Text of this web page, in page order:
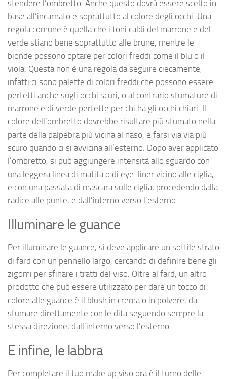
stendere l’ombretto. Anche questo dovrà essere scelto in
base all’incarnato e soprattutto al colore degli occhi. Una
regola comune è quella che i toni caldi del marrone e del
verde stiano bene soprattutto alle brune, mentre le
bionde possono optare per colori freddi come il blu o il
viola. Questa non è una regola da seguire ciecamente,
infatti ci sono palette di colori freddi che possono essere
perfetti anche sugli occhi scuri, o al contrario sfumature di
marrone e di verde perfette per chi ha gli occhi chiari. Il
colore dell’ombretto dovrebbe risultare più sfumato nella
parte della palpebra più vicina al naso, e farsi via via più
scuro quando ci si avvicina all’esterno. Dopo aver applicato
l’ombretto, si può aggiungere intensità allo sguardo con
una leggera linea di matita o di eye-liner vicino alle ciglia,
e con una passata di mascara sulle ciglia, procedendo dalla
radice alle punte, e dall’interno verso l’esterno.
Illuminare le guance
Per illuminare le guance, si deve applicare un sottile strato
di fard con un pennello largo, cercando di definire bene gli
zigomi per sfinare i tratti del viso. Oltre al fard, un altro
prodotto che può essere utilizzato per dare un tocco di
colore alle guance è il blush in crema o in polvere, da
sfumare direttamente con le dita seguendo sempre la
stessa direzione, dall’interno verso l’esterno.
E infine, le labbra
Per completare il tuo make up viso ora è il turno delle